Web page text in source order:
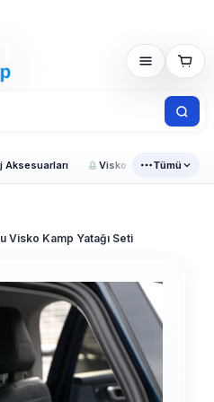
Aksesuarları Visko Araç Ürünleri
Tümü
Visko Kamp Yatağı Seti